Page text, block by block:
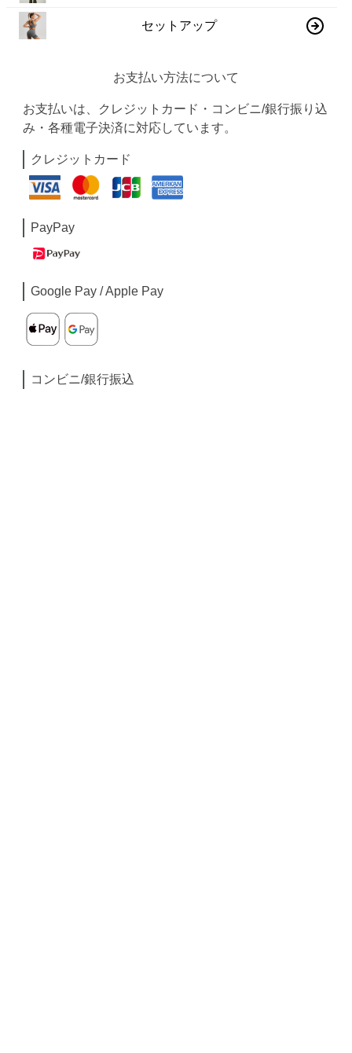
セットアップ
お支払い方法について
お支払いは、クレジットカード・コンビニ/銀行振り込
み・各種電子決済に対応しています。
クレジットカード
PayPay
Google Pay / Apple Pay
コンビニ/銀行振込